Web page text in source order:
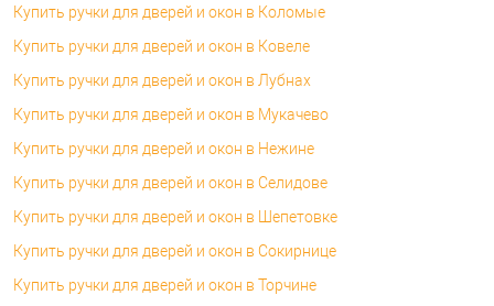
Купить ручки для дверей и окон в Коломые
Купить ручки для дверей и окон в Ковеле
Купить ручки для дверей и окон в Лубнах
Купить ручки для дверей и окон в Мукачево
Купить ручки для дверей и окон в Нежине
Купить ручки для дверей и окон в Селидове
Купить ручки для дверей и окон в Шепетовке
Купить ручки для дверей и окон в Сокирнице
Купить ручки для дверей и окон в Торчине